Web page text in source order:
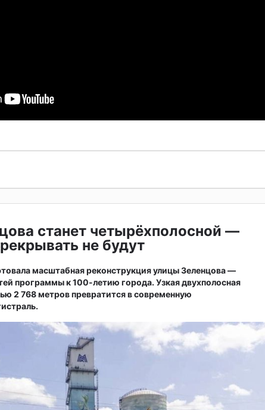
станет четырёхполосной —
не будут
масштабная реконструкция улицы Зеленцова —
программы к 100-летию города. Узкая двухполосная
2 768 метров превратится в современную